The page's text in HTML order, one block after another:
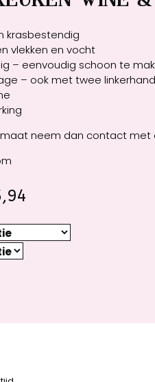
krasbestendig
vlekken en vocht
– eenvoudig schoon te
– ook met twee
neem dan contact
tot